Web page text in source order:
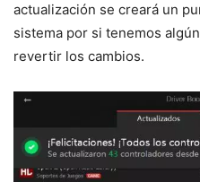
actualización se creará un
sistema por si tenemos
revertir los cambios.